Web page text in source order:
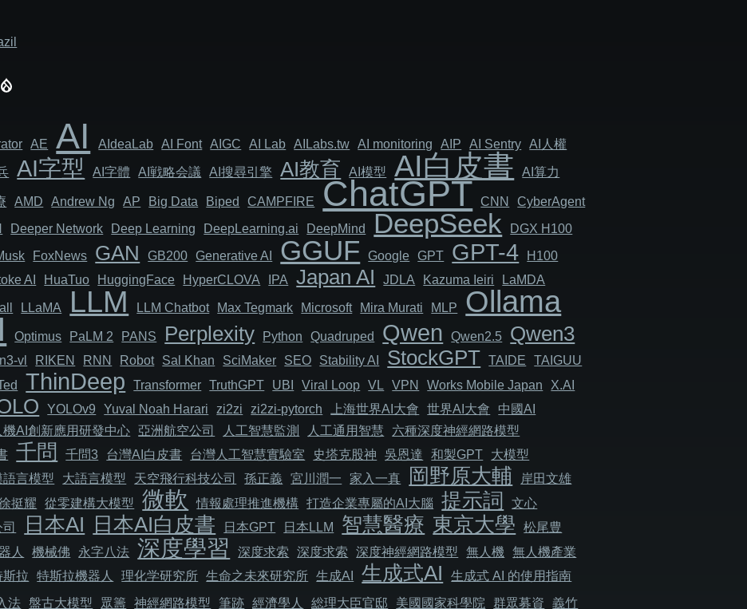
AE AI AIdeaLab AI Font AIGC AI Lab AILabs.tw AI monitoring AIP AI Sentry AI人權
AI字型 AI字體 AI戦略会議 AI搜尋引擎 AI教育 AI模型 AI白皮書 AI算力
AMD Andrew Ng AP Big Data Biped CAMPFIRE ChatGPT CNN
Cyber​​Agent
Deeper Network Deep Learning DeepLearning.ai DeepMind DeepSeek
DGX H100
FoxNews GAN GB200 Generative AI GGUF Google GPT GPT-4
H100
AI HuaTuo HuggingFace HyperCLOVA IPA Japan AI JDLA Kazuma Ieiri LaMDA
LLaMA LLM LLM Chatbot Max Tegmark Microsoft Mira Murati MLP Ollama
Optimus PaLM 2 PANS Perplexity Python Quadruped Qwen Qwen2.5 Qwen3
vl RIKEN RNN Robot Sal Khan SciMaker SEO Stability AI StockGPT TAIDE TAIGUU
ThinDeep Transformer TruthGPT UBI Viral Loop VL VPN Works Mobile Japan
X.AI
YOLOv9 Yuval Noah Harari zi2zi zi2zi-pytorch 上海世界AI大會 世界AI大會
中國AI
機AI創新應用研發中心 亞洲航空公司 人工智慧監測 人工通用智慧
六種深度神經網路模型
千問 千問3 台灣AI白皮書 台灣人工智慧實驗室 史塔克股神 吳恩達 和製GPT
大模型
語言模型 大語言模型 天空飛行科技公司 孫正義 宮川潤一 家入一真 岡野原大輔
岸田文雄
挺耀 從零建構大模型 微軟 情報處理推進機構 打造企業專屬的AI大腦 提示詞
文心
日本AI 日本AI白皮書 日本GPT 日本LLM 智慧醫療 東京大學
松尾豊
人 機械佛 永字八法 深度學習 深度求索 深度求索 深度神經網路模型 無人機
無人機產業
斯拉 特斯拉機器人 理化学研究所 生命之未來研究所 生成AI 生成式AI 生成式 AI 的使用指南
法 盤古大模型 眾籌 神經網路模型 筆跡 經濟學人 総理大臣官邸 美國國家科學院 群眾募資 義竹